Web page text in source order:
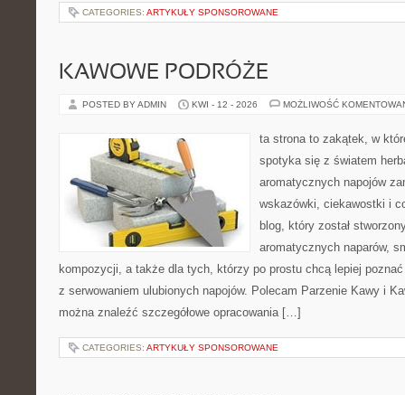
CATEGORIES: ARTYKUŁY SPONSOROWANE
KAWOWE PODRÓŻE
POSTED BY ADMIN KWI - 12 - 2026 MOŻLIWOŚĆ
ta strona to zakątek, w
spotyka się z światem
aromatycznych napojów
wskazówki, ciekawostki i
blog, który został
aromatycznych naparów,
kompozycji, a także dla tych, którzy po prostu chcą lepiej
z serwowaniem ulubionych napojów. Polecam Parzenie Kawy i
można znaleźć szczegółowe opracowania […]
CATEGORIES: ARTYKUŁY SPONSOROWANE